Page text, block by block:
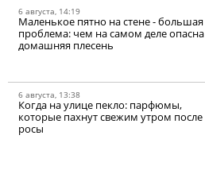
6 августа, 14:19
Маленькое пятно на стене - большая
проблема: чем на самом деле опасна
домашняя плесень
6 августа, 13:38
Когда на улице пекло: парфюмы,
которые пахнут свежим утром после
росы